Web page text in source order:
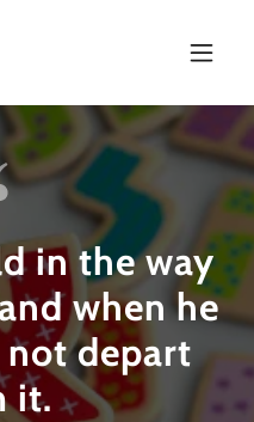
in the way
when he
depart
it.